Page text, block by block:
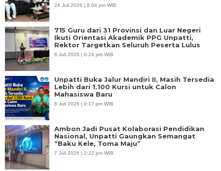
24 Juli 2026 | 8:04 pm WIB
715 Guru dari 31 Provinsi dan Luar Negeri
Ikuti Orientasi Akademik PPG Unpatti,
Rektor Targetkan Seluruh Peserta Lulus
8 Juli 2026 | 6:24 pm WIB
Unpatti Buka Jalur Mandiri II, Masih Tersedia
Lebih dari 1.100 Kursi untuk Calon
Mahasiswa Baru
8 Juli 2026 | 6:17 pm WIB
Ambon Jadi Pusat Kolaborasi Pendidikan
Nasional, Unpatti Gaungkan Semangat
“Baku Kele, Toma Maju”
7 Juli 2026 | 2:22 pm WIB